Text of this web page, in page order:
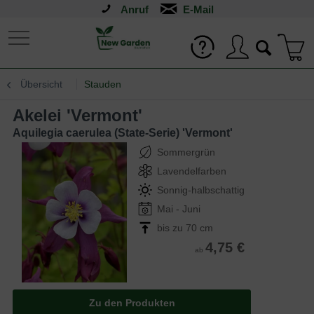
Anruf
Übersicht Stauden
Akelei 'Vermont'
Aquilegia caerulea (State-Serie) 'Vermont'
Sommergrün
Lavendelfarben
Sonnig-halbschattig
Mai - Juni
bis zu 70 cm
ab 4,75 €
Zu den Produkten